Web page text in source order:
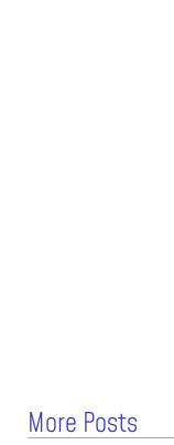
More Posts